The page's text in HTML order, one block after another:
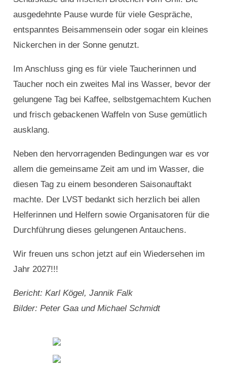
ausgedehnte Pause wurde für viele Gespräche,
entspanntes Beisammensein oder sogar ein kleines
Nickerchen in der Sonne genutzt.
Im Anschluss ging es für viele Taucherinnen und
Taucher noch ein zweites Mal ins Wasser, bevor der
gelungene Tag bei Kaffee, selbstgemachtem Kuchen
und frisch gebackenen Waffeln von Suse gemütlich
ausklang.
Neben den hervorragenden Bedingungen war es vor
allem die gemeinsame Zeit am und im Wasser, die
diesen Tag zu einem besonderen Saisonauftakt
machte. Der LVST bedankt sich herzlich bei allen
Helferinnen und Helfern sowie Organisatoren für die
Durchführung dieses gelungenen Antauchens.
Wir freuen uns schon jetzt auf ein Wiedersehen im
Jahr 2027!!!
Bericht: Karl Kögel, Jannik Falk
Bilder: Peter Gaa und Michael Schmidt